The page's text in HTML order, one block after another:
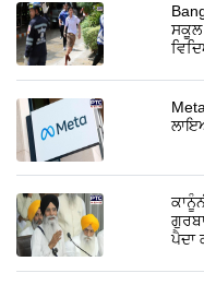
ਸਕੂਲ
ਪੈਦਾ